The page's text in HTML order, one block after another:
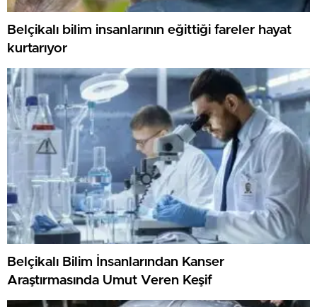
Belçikalı bilim insanlarının eğittiği fareler hayat
kurtarıyor
Belçikalı Bilim İnsanlarından Kanser
Araştırmasında Umut Veren Keşif